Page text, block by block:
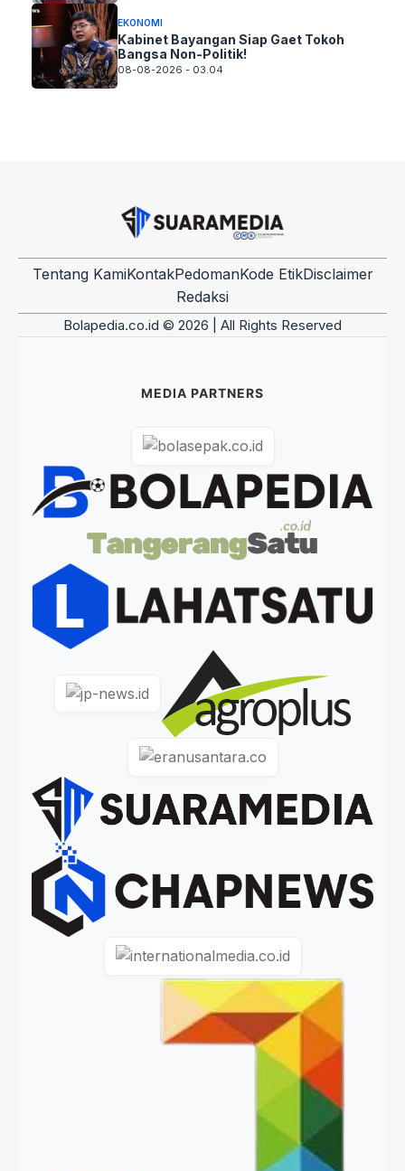
EKONOMI
Kabinet Bayangan Siap Gaet Tokoh
Bangsa Non-Politik!
08-08-2026 - 03.04
Tentang KamiKontakPedomanKode EtikDisclaimer
Redaksi
Bolapedia.co.id © 2026 | All Rights Reserved
MEDIA PARTNERS